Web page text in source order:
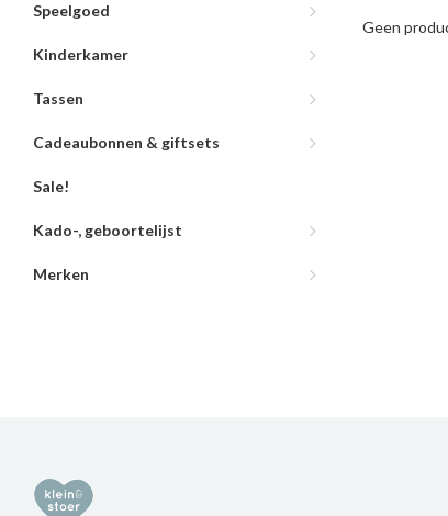
Speelgoed
Kinderkamer
Tassen
Cadeaubonnen & giftsets
Sale!
Kado-, geboortelijst
Merken
Geen